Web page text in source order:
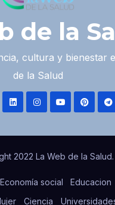
de la
cultura y bienestar
de la Salud
2022 La Web de la Salud.
Economía social Educacion
Ciencia